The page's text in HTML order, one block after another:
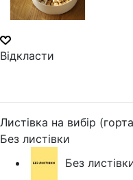
Відкласти
Листівка на вибір
Без листівки
Без